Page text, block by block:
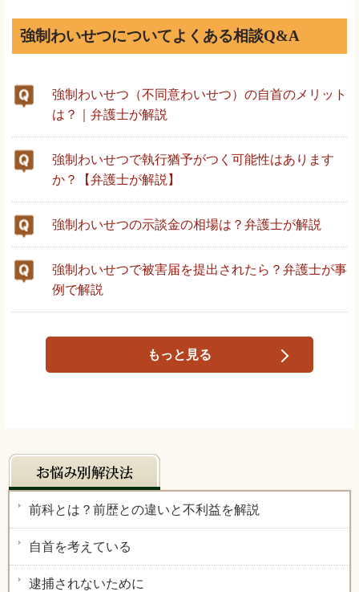
強制わいせつについてよくある相談Q&A
強制わいせつ（不同意わいせつ）の自首のメリット
は？｜弁護士が解説
強制わいせつで執行猶予がつく可能性はあります
か？【弁護士が解説】
強制わいせつの示談金の相場は？弁護士が解説
強制わいせつで被害届を提出されたら？弁護士が事
例で解説
もっと見る
前科とは？前歴との違いと不利益を解説
自首を考えている
逮捕されないために